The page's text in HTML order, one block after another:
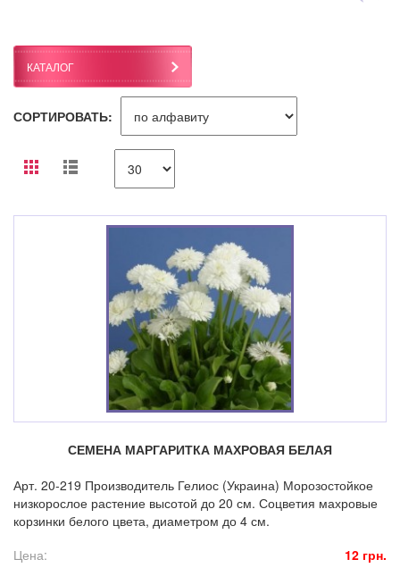
КАТАЛОГ
СОРТИРОВАТЬ:
СЕМЕНА МАРГАРИТКА МАХРОВАЯ БЕЛАЯ
Арт. 20-219 Производитель Гелиос (Украина) Морозостойкое
низкорослое растение высотой до 20 см. Соцветия махровые
корзинки белого цвета, диаметром до 4 см.
Цена:
12 грн.